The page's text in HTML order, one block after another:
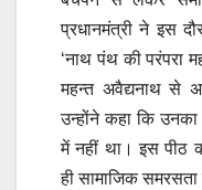
प्रधानमंत्री ने इस
‘नाथ पंथ की परंपरा
महन्त अवैद्यनाथ से
उन्होंने कहा कि
में नहीं था। इस पीठ
ही सामाजिक समरसता